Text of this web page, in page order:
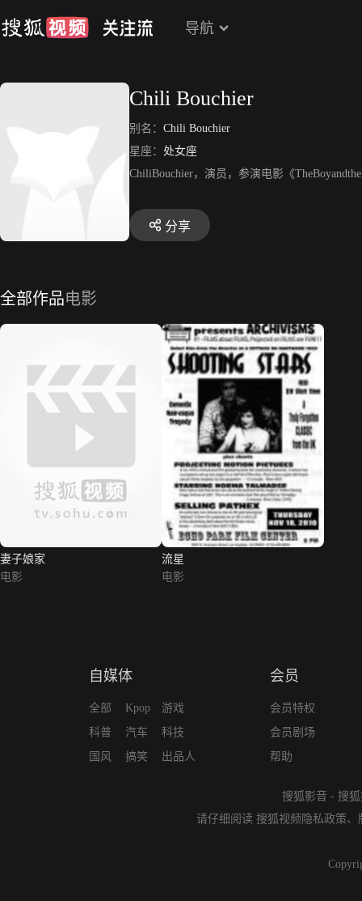
导航
Chili Bouchier
别名： Chili Bouchier
星座： 处女座
ChiliBouchier，演员，参演电影《
分享
全部作品电影
妻子娘家
电影
流星
电影
自媒体
全部
科普
国风
Kpop
汽车
搞笑
游戏
科技
出品人
会员
会员特权
会员剧场
帮助
搜狐影音 - 搜
请仔细阅读 搜狐视频隐私政策、